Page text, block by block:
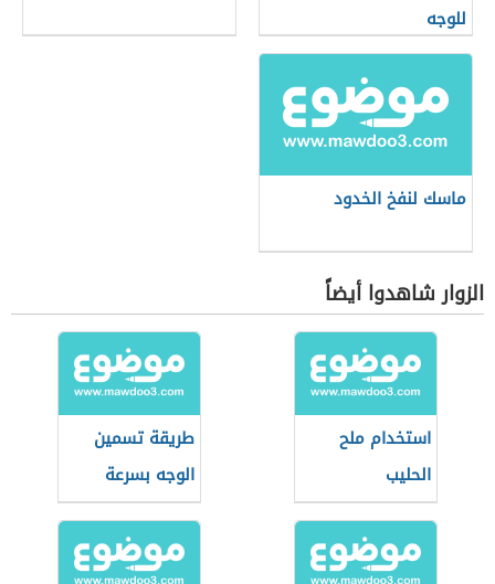
للوجه
ماسك لنفخ الخدود
الزوار شاهدوا أيضاً
استخدام ملح
الحليب
طريقة تسمين
الوجه بسرعة